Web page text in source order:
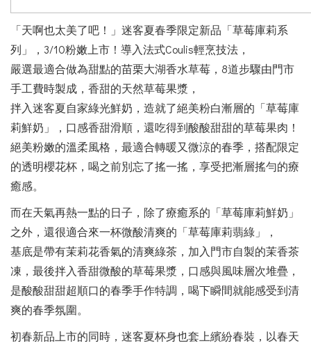
「天啊也太美了吧！」迷客夏春季限定新品「草莓庫莉系
列」，3/10粉嫩上市！導入法式Coulis輕烹技法，
嚴選最適合做為甜點的苗栗大湖香水草莓，8道步驟由門市
手工費時製成，香甜的天然草莓果漿，
拌入迷客夏自家綠光鮮奶，造就了絕美粉白漸層的「草莓庫
莉鮮奶」，口感香甜滑順，還吃得到酸酸甜甜的草莓果肉！
絕美粉嫩的溫柔風格，最適合轉暖又微涼的春季，搭配限定
的透明櫻花杯，喝之前別忘了搖一搖，享受把漸層搖勻的療
癒感。
而在天氣再熱一點的日子，除了療癒系的「草莓庫莉鮮奶」
之外，還很適合來一杯微酸清爽的「草莓庫莉翡綠」，
基底是帶有茉莉花香氣的清爽綠茶，加入門市自製的茉香茶
凍，最後拌入香甜微酸的草莓果漿，口感與風味層次堆疊，
是酸酸甜甜超順口的春季手作特調，喝下瞬間就能感受到清
爽的春季氛圍。
初春新品上市的同時，迷客夏杯身也套上繽紛春裝，以春天